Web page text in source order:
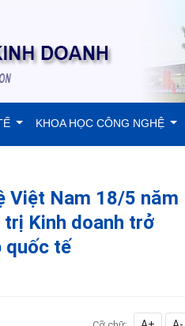
KHOA HỌC CÔNG NGHỆ
Việt Nam 18/5 năm
trị Kinh doanh trở
quốc tế